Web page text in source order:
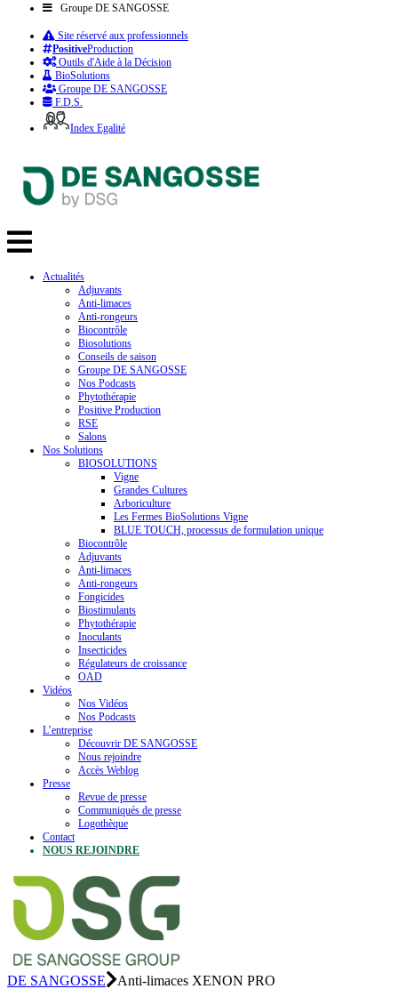
Groupe DE SANGOSSE
Site réservé aux professionnels
PositiveProduction
Outils d'Aide à la Décision
BioSolutions
Groupe DE SANGOSSE
F.D.S.
Index Egalité
Actualités
Adjuvants
Anti-limaces
Anti-rongeurs
Biocontrôle
Biosolutions
Conseils de saison
Groupe DE SANGOSSE
Nos Podcasts
Phytothérapie
Positive Production
RSE
Salons
Nos Solutions
BIOSOLUTIONS
Vigne
Grandes Cultures
Arboriculture
Les Fermes BioSolutions Vigne
BLUE TOUCH, processus de formulation unique
Biocontrôle
Adjuvants
Anti-limaces
Anti-rongeurs
Fongicides
Biostimulants
Phytothérapie
Inoculants
Insecticides
Régulateurs de croissance
OAD
Vidéos
Nos Vidéos
Nos Podcasts
L’entreprise
Découvrir DE SANGOSSE
Nous rejoindre
Accès Weblog
Presse
Revue de presse
Communiqués de presse
Logothèque
Contact
NOUS REJOINDRE
DE SANGOSSE Anti-limaces XENON PRO